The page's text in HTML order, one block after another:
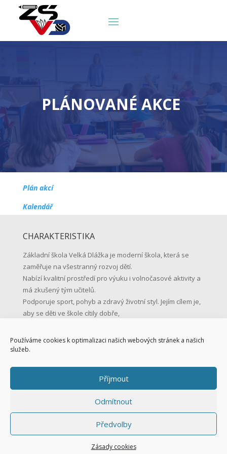
Používáme cookies k optimalizaci našich webových stránek a našich
služeb.
Příjmout
Odmítnout
Předvolby
Zásady cookies
PLÁNOVANÉ AKCE
Plán akcí
Kalendář
CHARAKTERISTIKA
Základní škola Velká Dlážka je moderní škola, která se
zaměřuje na všestranný rozvoj dětí.
Nabízí kvalitní prostředí pro výuku i volnočasové aktivity a
má zkušený tým učitelů.
Podporuje sport, pohyb a zdravý životní styl. Jejím cílem je,
aby se děti ve škole cítily dobře,
KONTAKTNÍ ÚDAJE
Základní škola Přerov, Velká Dlážka 5
Velká Dlážka 5, 750 02 Přerov
IČO: 47858354
Mob.: 731 128 147
Datová schránka: s8hu3di